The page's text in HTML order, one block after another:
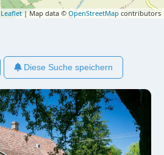
Leaflet| Map data © OpenStreetMap contributors
Diese Suche speichern